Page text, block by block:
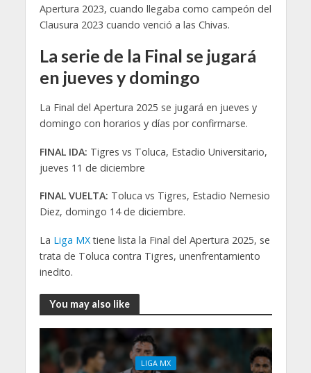
Apertura 2023, cuando llegaba como campeón del
Clausura 2023 cuando venció a las Chivas.
La serie de la Final se jugará
en jueves y domingo
La Final del Apertura 2025 se jugará en jueves y
domingo con horarios y días por confirmarse.
FINAL IDA: Tigres vs Toluca, Estadio Universitario,
jueves 11 de diciembre
FINAL VUELTA: Toluca vs Tigres, Estadio Nemesio
Diez, domingo 14 de diciembre.
La Liga MXtiene lista la Final del Apertura 2025, se
trata de Toluca contra Tigres, unenfrentamiento
inedito.
You may also like
LIGA MX